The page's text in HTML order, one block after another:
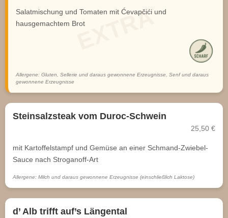
Salatmischung und Tomaten mit Ćevapčići und
hausgemachtem Brot
Allergene: Gluten, Sellerie und daraus gewonnene Erzeugnisse, Senf und daraus
gewonnene Erzeugnisse
Steinsalzsteak vom Duroc-Schwein
25,50 €
mit Kartoffelstampf und Gemüse an einer Schmand-Zwiebel-
Sauce nach Stroganoff-Art
Allergene: Milch und daraus gewonnene Erzeugnisse (einschließlich Laktose)
d’ Alb trifft auf’s Längental